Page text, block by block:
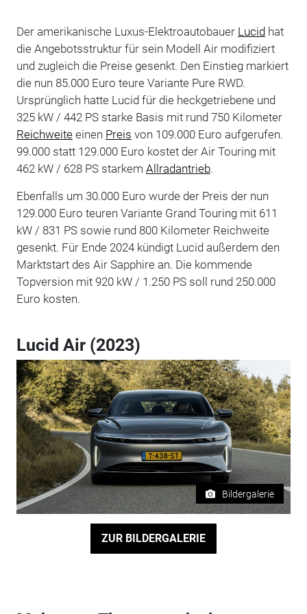
Der amerikanische Luxus-Elektroautobauer Lucidhat
die Angebotsstruktur für sein Modell Air modifiziert
und zugleich die Preise gesenkt. Den Einstieg markiert
die nun 85.000 Euro teure Variante Pure RWD.
Ursprünglich hatte Lucid für die heckgetriebene und
325 kW / 442 PS starke Basis mit rund 750 Kilometer
Reichweiteeinen Preis von 109.000 Euro aufgerufen.
99.000 statt 129.000 Euro kostet der Air Touring mit
462 kW / 628 PS starkem Allradantrieb.
Ebenfalls um 30.000 Euro wurde der Preis der nun
129.000 Euro teuren Variante Grand Touring mit 611
kW / 831 PS sowie rund 800 Kilometer Reichweite
gesenkt. Für Ende 2024 kündigt Lucid außerdem den
Marktstart des Air Sapphire an. Die kommende
Topversion mit 920 kW / 1.250 PS soll rund 250.000
Euro kosten.
Lucid Air (2023)
Bildergalerie
ZUR BILDERGALERIE